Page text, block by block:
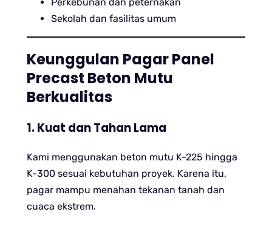
Sekolah dan fasilitas umum
Keunggulan Pagar Panel
Precast Beton Mutu
Berkualitas
1. Kuat dan Tahan Lama
Kami menggunakan beton mutu K-225 hingga
K-300 sesuai kebutuhan proyek. Karena itu,
pagar mampu menahan tekanan tanah dan
cuaca ekstrem.